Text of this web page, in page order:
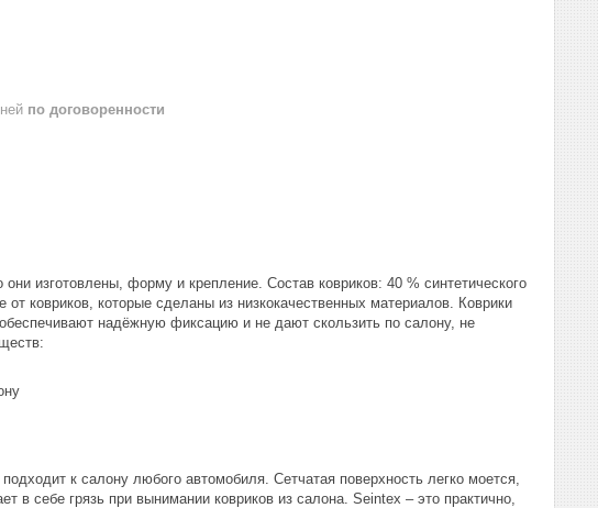
по договоренности
изготовлены, форму и крепление. Состав ковриков: 40 % синтетического
ковриков, которые сделаны из низкокачественных материалов. Коврики
надёжную фиксацию и не дают скользить по салону, не
к салону любого автомобиля. Сетчатая поверхность легко моется,
в себе грязь при вынимании ковриков из салона. Seintex – это практично,